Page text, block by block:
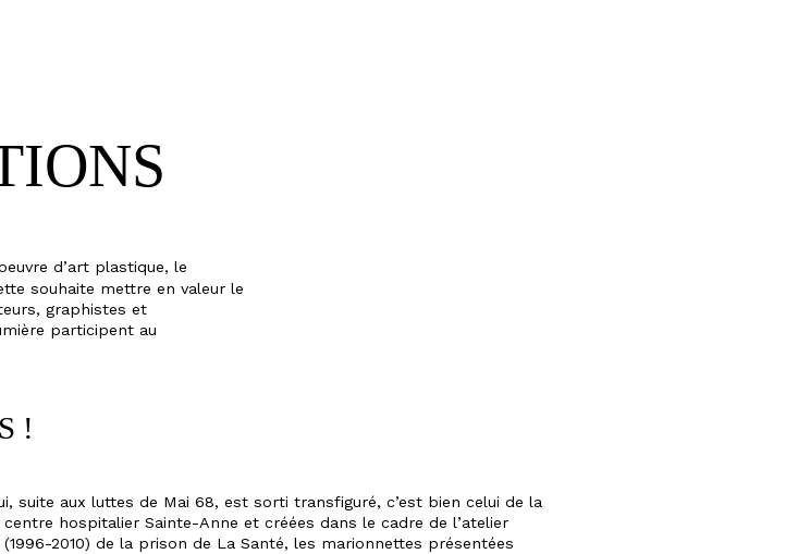
d’art plastique, le
souhaite mettre en valeur le
graphistes et
participent au
!
suite aux luttes de Mai 68, est sorti transfiguré, c’est bien celui de la
centre hospitalier Sainte-Anne et créées dans le cadre de l’atelier
2010) de la prison de La Santé, les marionnettes présentées